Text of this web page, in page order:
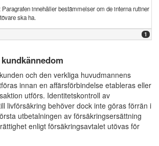
: Paragrafen innehåller bestämmelser om de interna rutiner
ska ha.
1
och den verkliga huvudmannens
innan en affärsförbindelse etableras eller
utförs. Identitetskontroll av
livförsäkring behöver dock inte göras förrän i
utbetalningen av försäkringsersättning
enligt försäkringsavtalet utövas för